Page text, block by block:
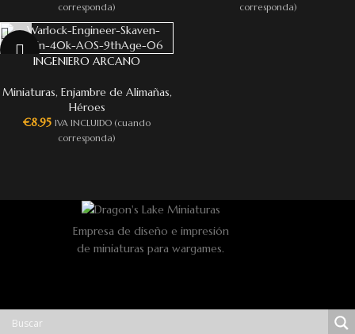
corresponda)
corresponda)
INGENIERO ARCANO
Miniaturas, Enjambre de Alimañas,
Héroes
€8.95 IVA INCLUIDO (cuando
corresponda)
Empresa de diseño e impresión
de miniaturas para wargames.